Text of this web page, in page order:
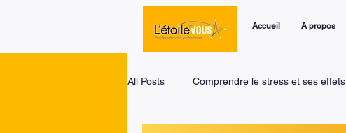
Accueil A propos
All Posts Comprendre le stress et ses effets